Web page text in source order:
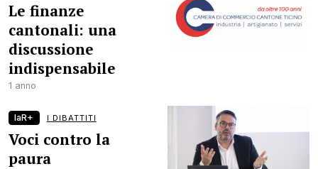
Le finanze
cantonali: una
discussione
indispensabile
1 anno
laR+ I DIBATTITI
Voci contro la
paura